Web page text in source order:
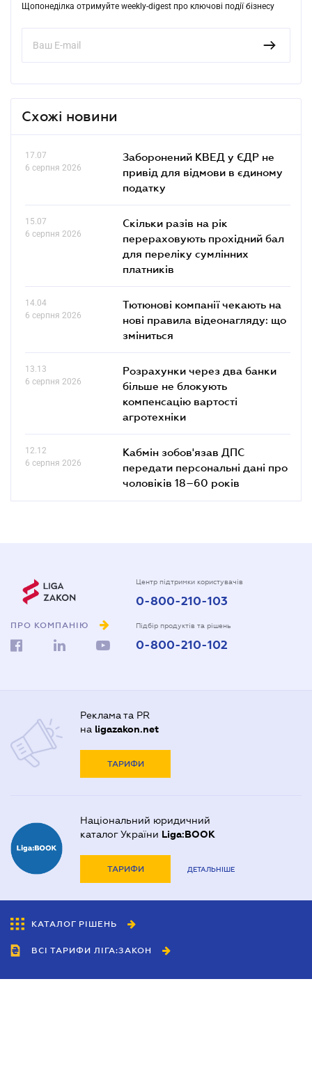
Щопонеділка отримуйте weekly-digest про ключові події бізнесу
Схожі новини
17.07
6 серпня 2026
Заборонений КВЕД у ЄДР не
привід для відмови в єдиному
податку
15.07
6 серпня 2026
Скільки разів на рік
перераховують прохідний бал
для переліку сумлінних
платників
14.04
6 серпня 2026
Тютюнові компанії чекають на
нові правила відеонагляду: що
зміниться
13.13
6 серпня 2026
Розрахунки через два банки
більше не блокують
компенсацію вартості
агротехніки
12.12
6 серпня 2026
Кабмін зобов'язав ДПС
передати персональні дані про
чоловіків 18–60 років
ПРО КОМПАНІЮ
Центр підтримки користувачів
0-800-210-103
Підбір продуктів та рішень
0-800-210-102
Реклама та PR
на ligazakon.net
ТАРИФИ
Національний юридичний
каталог України Liga:BOOK
ТАРИФИ ДЕТАЛЬНІШЕ
КАТАЛОГ РІШЕНЬ
ВСІ ТАРИФИ ЛІГА:ЗАКОН